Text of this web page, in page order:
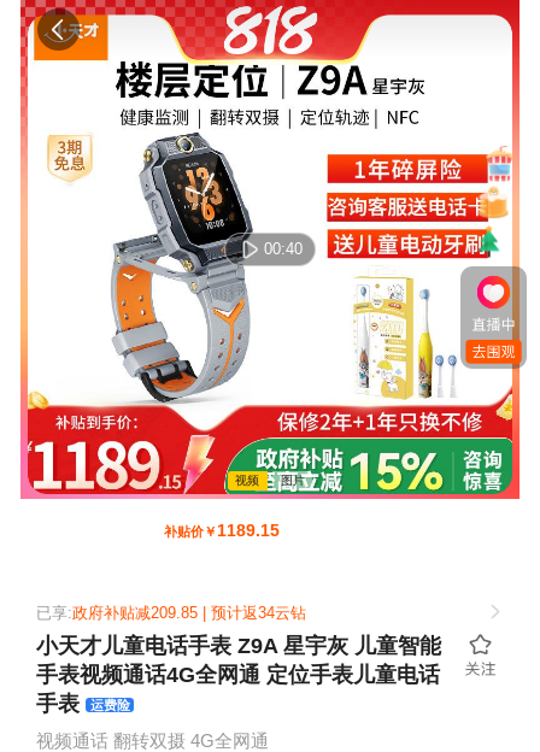
00:40
00:00:00 / 00:00:00
视频 图片
补贴价￥1189.15
已享:政府补贴减209.85 | 预计返34云钻
小天才儿童电话手表 Z9A 星宇灰 儿童智能
手表视频通话4G全网通 定位手表儿童电话
手表 运费险
视频通话 翻转双摄 4G全网通